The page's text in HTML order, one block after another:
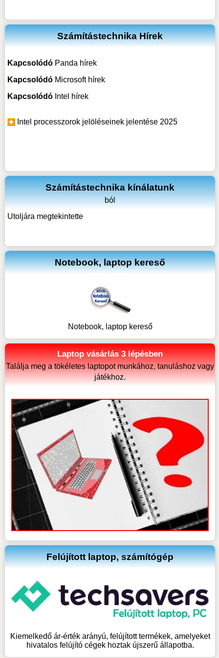
Számítástechnika Hírek
Kapcsolódó Panda hírek
Kapcsolódó Microsoft hírek
Kapcsolódó Intel hírek
Intel processzorok jelöléseinek jelentése 2025
Számítástechnika kínálatunk
ból
Utoljára megtekintette
Notebook, laptop kereső
Notebook, laptop kereső
Laptop vásárlás 3 lépésben
Találja meg a tökéletes laptopot munkához, tanuláshoz vagy
játékhoz.
Felújított laptop, számítógép
Kiemelkedő ár-érték arányú, felújított termékek, amelyeket
hivatalos felújító cégek hoztak újszerű állapotba.